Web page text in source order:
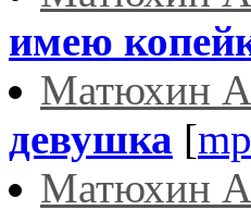
имею
Матюхин
девушка [
Матюхин